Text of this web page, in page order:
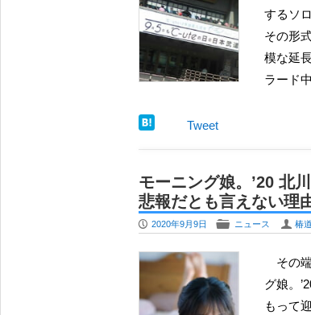
するソ
その形
模な延
ラード
Tweet
モーニング娘。’20 北
悲報だとも言えない理
P 2020年9月9日 F ニュース U 椿
その端正なビジュアルで多くのファンを虜にしていたからこそ、モーニン
グ娘。
もって